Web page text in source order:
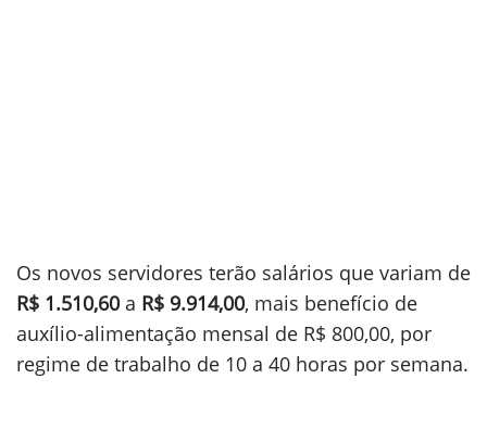
Os novos servidores terão salários que variam de
R$ 1.510,60a R$ 9.914,00, mais benefício de
auxílio-alimentação mensal de R$ 800,00, por
regime de trabalho de 10 a 40 horas por semana.